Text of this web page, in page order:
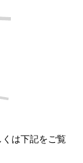
は下記をご覧